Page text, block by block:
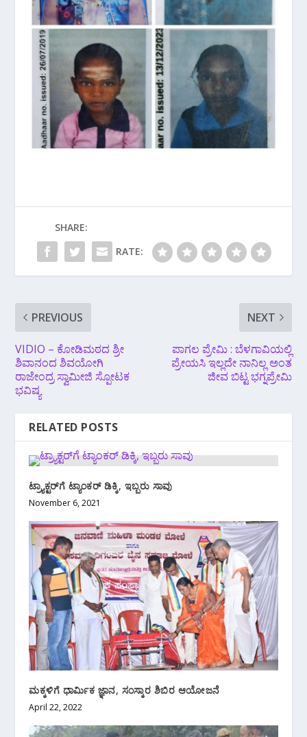
SHARE:
RATE:
PREVIOUS
VIDIO – ಕೋಡಿಮಠದ ಶ್ರೀ
ಶಿವಾನಂದ ಶಿವಯೋಗಿ
ರಾಜೇಂದ್ರ ಸ್ವಾಮೀಜಿ ಸ್ಪೋಟಕ
ಭವಿಷ್ಯ
NEXT
ಪಾಗಲ ಪ್ರೇಮಿ : ಬೆಳಗಾವಿಯಲ್ಲಿ
ಪ್ರೇಯಸಿ ಇಲ್ಲದೇ ನಾನಿಲ್ಲ ಅಂತ
ಜೀವ ಬಿಟ್ಟ ಭಗ್ನಪ್ರೇಮಿ
RELATED POSTS
ಟ್ರ್ಯಾಕ್ಟರ್‌ಗೆ ಟ್ಯಾಂಕರ್‌ ಡಿಕ್ಕಿ, ಇಬ್ಬರು ಸಾವು
November 6, 2021
ಮಕ್ಕಳಿಗೆ ಧಾರ್ಮಿಕ ಜ್ಞಾನ, ಸಂಸ್ಕಾರ ಶಿಬಿರ ಆಯೋಜನೆ
April 22, 2022